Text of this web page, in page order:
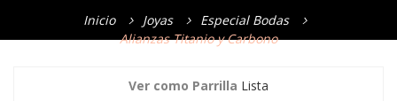
Inicio Joyas
Especial Bodas
Alianzas Titanio y Carbono
Ver como Parrilla Lista